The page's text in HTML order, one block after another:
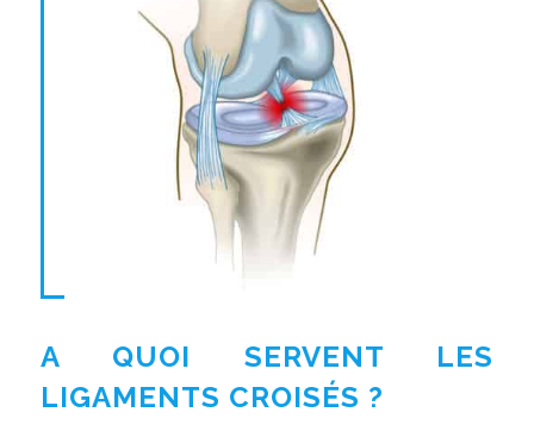
A QUOI SERVENT LES
LIGAMENTS CROISÉS ?